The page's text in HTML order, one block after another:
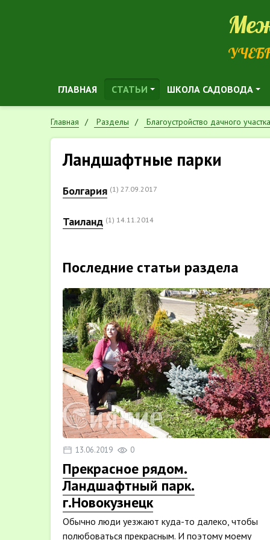
ГЛАВНАЯ СТАТЬИ ШКОЛА САДОВОДА
Главная Разделы Благоустройство дачного участка
Ландшафтные парки
Болгария (1) 27.09.2017
Таиланд (1) 14.11.2014
Последние статьи раздела
13.06.2019 0
Прекрасное рядом.
Ландшафтный парк.
г.Новокузнецк
Обычно люди уезжают куда-то далеко, чтобы
полюбоваться прекрасным. И поэтому моему